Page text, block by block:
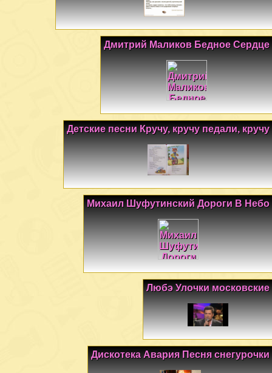
Дмитрий Маликов Бедное Сердце
Детские песни Кручу, кручу педали, кручу
Михаил Шуфутинский Дороги В Небо
Любэ Улочки московские
Дискотека Авария Песня снегурочки